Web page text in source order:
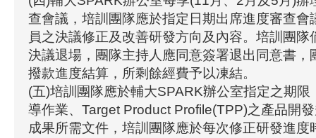
查會議，培訓團隊應於指定日期出席進度審查會
員之決議修正及改善研發方向及內容。培訓團隊
決議退場，團隊主持人應同意簽署退出同意書，
撥款進度結算，所剩餘經費予以凍結。
(五)培訓團隊應於輔大SPARK辦公室指定之期限
導作業、Target Product Profile(TPP)之產品開
成果所需文件，培訓團隊應於每次修正研發進度